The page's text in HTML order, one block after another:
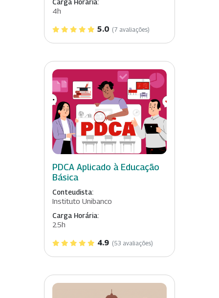
Carga Horária:
4h
5.0 (7 avaliações)
PDCA Aplicado à Educação
Básica
Conteudista:
Instituto Unibanco
Carga Horária:
25h
4.9 (53 avaliações)